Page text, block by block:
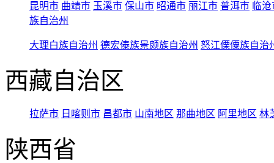
昆明市 曲靖市 玉溪市 保山市 昭通市 丽江市 普洱市 临
族自治州
大理白族自治州 德宏傣族景颇族自治州 怒江傈僳族自治
西藏自治区
拉萨市 日喀则市 昌都市 山南地区 那曲地区 阿里地区 林
陕西省